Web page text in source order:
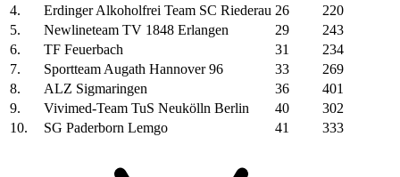
4.
Erdinger Alkoholfrei Team SC Riederau 26
220
5.
Newlineteam TV 1848 Erlangen 29
243
6.
TF Feuerbach 31
234
7.
Sportteam Augath Hannover 96 33
269
8.
ALZ Sigmaringen 36
401
9.
Vivimed-Team TuS Neukölln Berlin 40
302
10.
SG Paderborn Lemgo 41 333